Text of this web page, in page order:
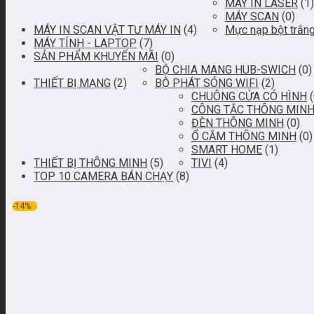
MÁY IN SCAN VẬT TƯ MÁY IN (4)
MÁY IN LASER (1)
MÁY SCAN (0)
Mực nạp bột
MÁY TÍNH - LAPTOP (7)
SẢN PHẨM KHUYẾN MÃI (0)
THIẾT BỊ MẠNG (2)
BỘ CHIA MANG HUB-SWICH (0)
BỘ PHÁT SÓNG WIFI (2)
THIẾT BỊ THÔNG MINH (5)
CHUÔNG CỬA CÓ HÌNH
CÔNG TẮC THÔNG MINH
ĐÈN THÔNG MINH (0)
Ổ CẮM THÔNG MINH (0)
SMART HOME (1)
TIVI (4)
TOP 10 CAMERA BÁN CHẠY (8)
-14%